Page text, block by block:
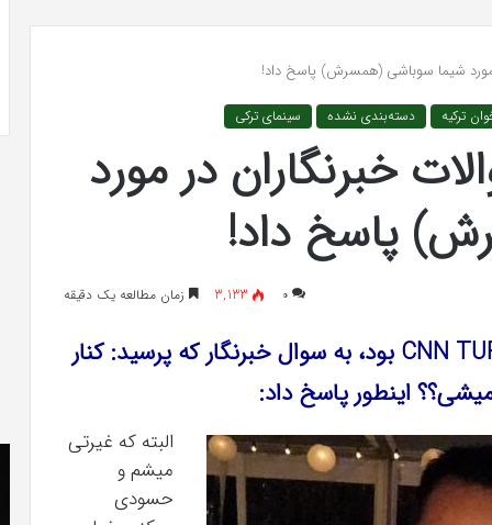
مورد شیما سوباشی (همسرش) پاسخ داد!
ترکیه دسته‌بندی نشده سینمای ترکی
خبرنگاران در مورد
پاسخ داد!
۰ 3,133 زمان مطالعه یک دقیقه
آجون ایلیجالی که مهمان مراسمی در CNN TURK بود، به سوال خبرنگار که پرسید: کنار
اینطور پاسخ داد:
البته که غیرتی
میشم و
حسودی
دادگاه می‌دهم»
5 روز پیش
می‌شود؟
کریستن